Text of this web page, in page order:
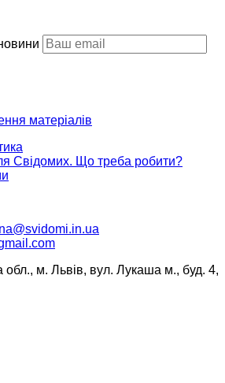
матеріалів
Свідомих. Що треба робити?
обл., м. Львів, вул. Лукаша м., буд. 4,